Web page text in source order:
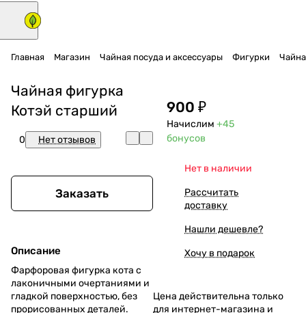
Главная Магазин Чайная посуда и аксессуары Фигурки
Чайная фигурка
Котэй старший
0 Нет отзывов
Заказать
Описание
Фарфоровая фигурка кота с
лаконичными очертаниями и
гладкой поверхностью, без
прорисованных деталей.
900 ₽
Начислим +45
бонусов
Нет в наличии
Рассчитать
доставку
Нашли дешевле?
Хочу в подарок
Цена действительна только
для интернет-магазина и